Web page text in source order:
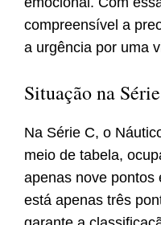
compreensível a
a urgência por uma
Situação na
Na Série C, o
meio de tabela,
apenas nove pontos
está apenas três